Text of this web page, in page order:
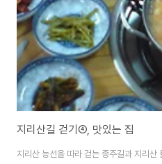
산물에서 우러나왔..
지리산길 걷기④, 맛있는 집
지리산 능선을 따라 걷는 종주길과 지리산